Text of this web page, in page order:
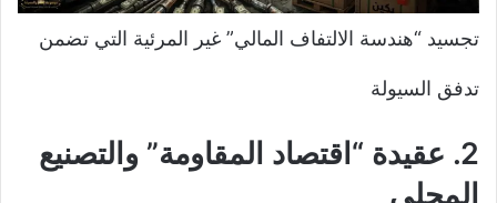
تجسيد “هندسة الالتفاف المالي” غير المرئية التي تضمن
تدفق السيولة
2. عقيدة “اقتصاد المقاومة” والتصنيع
المحلي